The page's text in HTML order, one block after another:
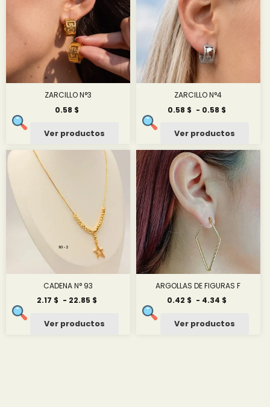
ZARCILLO N°3
0.58 $
Ver productos
ZARCILLO N°4
0.58 $ - 0.58 $
desde
0.58 $
hasta
0.58 $
Ver productos
CADENA N° 93
2.17 $ - 22.85 $
desde
Ver productos
ARGOLLAS DE FIGURAS F
0.42 $ - 4.34 $
desde
Ver productos